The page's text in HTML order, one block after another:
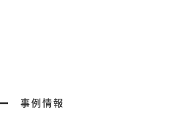
事例情報